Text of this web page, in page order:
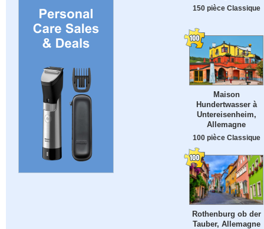
150 pièce Classique
Maison
Hundertwasser à
Untereisenheim,
Allemagne
100 pièce Classique
Rothenburg ob der
Tauber, Allemagne